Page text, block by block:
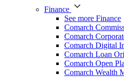
Finance
See more Finance
Comarch
Comarch
Comarch Digital
Comarch Loan
Comarch Open
Comarch Wealth